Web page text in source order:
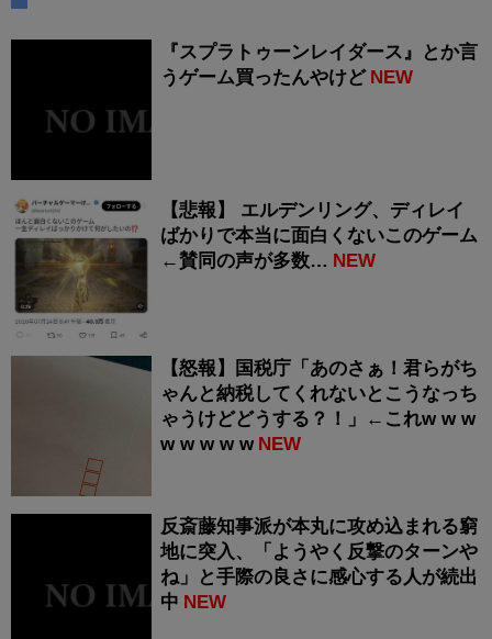
『スプラトゥーンレイダース』とか言
うゲーム買ったんやけど NEW
【悲報】 エルデンリング、ディレイ
ばかりで本当に面白くないこのゲーム
←賛同の声が多数… NEW
【怒報】国税庁「あのさぁ！君らがち
ゃんと納税してくれないとこうなっち
ゃうけどどうする？！」←これw w w
w w w w w NEW
反斎藤知事派が本丸に攻め込まれる窮
地に突入、「ようやく反撃のターンや
ね」と手際の良さに感心する人が続出
中 NEW